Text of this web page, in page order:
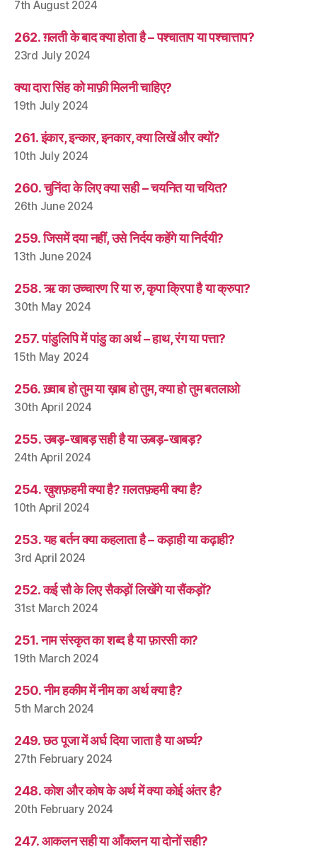
7th August 2024
262. ग़लती के बाद क्या होता है – पश्चाताप या पश्चात्ताप?
23rd July 2024
क्या दारा सिंह को माफ़ी मिलनी चाहिए?
19th July 2024
261. इंकार, इन्कार, इनकार, क्या लिखें और क्यों?
10th July 2024
260. चुनिंदा के लिए क्या सही – चयनित या चयित?
26th June 2024
259. जिसमें दया नहीं, उसे निर्दय कहेंगे या निर्दयी?
13th June 2024
258. ऋ का उच्चारण रि या रु, कृपा क्रिपा है या क्रुपा?
30th May 2024
257. पांडुलिपि में पांडु का अर्थ – हाथ, रंग या पत्ता?
15th May 2024
256. ख़्वाब हो तुम या ख़ाब हो तुम, क्या हो तुम बतलाओ
30th April 2024
255. उबड़-खाबड़ सही है या ऊबड़-खाबड़?
24th April 2024
254. ख़ुशफ़हमी क्या है? ग़लतफ़हमी क्या है?
10th April 2024
253. यह बर्तन क्या कहलाता है – कड़ाही या कढ़ाही?
3rd April 2024
252. कई सौ के लिए सैकड़ों लिखेंगे या सैंकड़ों?
31st March 2024
251. नाम संस्कृत का शब्द है या फ़ारसी का?
19th March 2024
250. नीम हकीम में नीम का अर्थ क्या है?
5th March 2024
249. छठ पूजा में अर्घ दिया जाता है या अर्घ्य?
27th February 2024
248. कोश और कोष के अर्थ में क्या कोई अंतर है?
20th February 2024
247. आकलन सही या आँकलन या दोनों सही?